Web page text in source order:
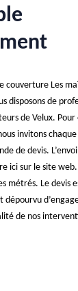
couverture Les
disposons de
de Velux.
invitons
de devis.
ici sur le site web.
métrés. Le devis
de nos